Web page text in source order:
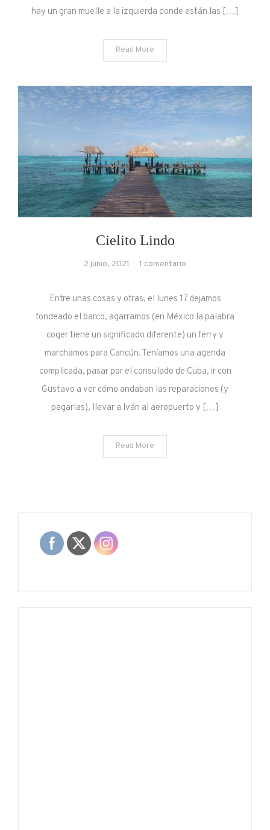
hay un gran muelle a la izquierda donde están las […]
Read More
Cielito Lindo
2 junio, 2021 1 comentario
Lindo
Entre unas cosas y otras, el lunes 17 dejamos
fondeado el barco, agarramos (en México la palabra
coger tiene un significado diferente) un ferry y
marchamos para Cancún. Teníamos una agenda
complicada, pasar por el consulado de Cuba, ir con
Gustavo a ver cómo andaban las reparaciones (y
pagarlas), llevar a Iván al aeropuerto y […]
Read More